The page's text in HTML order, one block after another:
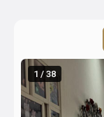
1 / 38